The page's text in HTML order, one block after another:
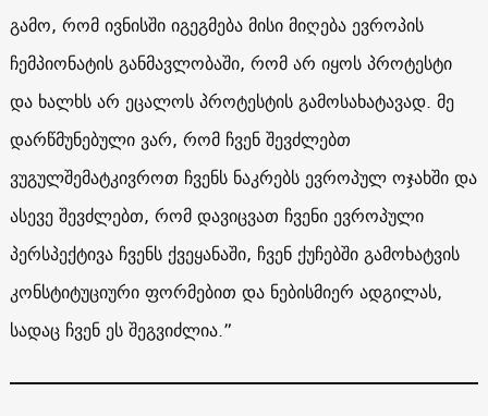
გამო, რომ ივნისში იგეგმება მისი მიღება ევროპის
ჩემპიონატის განმავლობაში, რომ არ იყოს პროტესტი
და ხალხს არ ეცალოს პროტესტის გამოსახატავად. მე
დარწმუნებული ვარ, რომ ჩვენ შევძლებთ
ვუგულშემატკივროთ ჩვენს ნაკრებს ევროპულ ოჯახში და
ასევე შევძლებთ, რომ დავიცვათ ჩვენი ევროპული
პერსპექტივა ჩვენს ქვეყანაში, ჩვენ ქუჩებში გამოხატვის
კონსტიტუციური ფორმებით და ნებისმიერ ადგილას,
სადაც ჩვენ ეს შეგვიძლია.”